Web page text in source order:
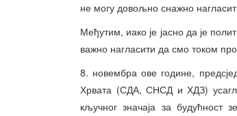
не могу довољно снажно
Међутим, иако је јасно да је
важно нагласити да смо током
8. новембра ове године,
Хрвата (СДА, СНСД и ХДЗ)
кључног значаја за будућност